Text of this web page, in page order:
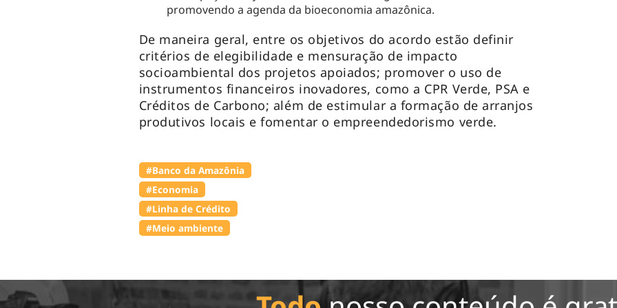
promovendo a agenda da bioeconomia amazônica.
De maneira geral, entre os objetivos do acordo estão definir
critérios de elegibilidade e mensuração de impacto
socioambiental dos projetos apoiados; promover o uso de
instrumentos financeiros inovadores, como a CPR Verde, PSA e
Créditos de Carbono; além de estimular a formação de arranjos
produtivos locais e fomentar o empreendedorismo verde.
#Banco da Amazônia
#Economia
#Linha de Crédito
#Meio ambiente